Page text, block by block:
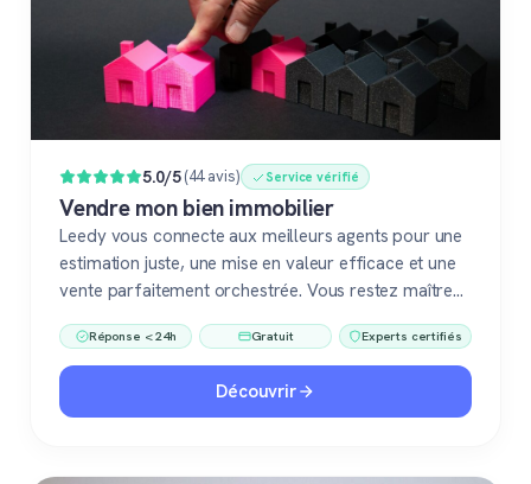
Populaire
5.0/5(44 avis) Service vérifié
Vendre mon bien immobilier
Leedy vous connecte aux meilleurs agents pour une
estimation juste, une mise en valeur efficace et une
vente parfaitement orchestrée. Vous restez maître
Réponse < 24h Gratuit Experts certifiés
Découvrir